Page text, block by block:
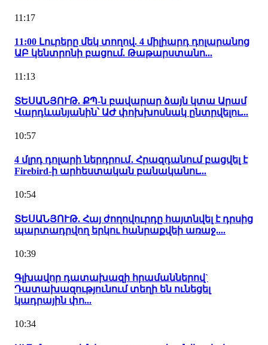
11:17
11:00 Լուրերը մեկ տողով. 4 միլիարդ դոլարանոց
ԱԲ կենտրոնի բացում. Թաթարստանո...
11:13
ՏԵՍԱՆՅՈՒԹ. ՔՊ-ն բավարար ձայն կտա Արամ
Վարդևանյանին՝ ԱԺ փոխխոսնակ ընտրվելու...
10:57
4 մլրդ դոլարի ներդրում․ Հրազդանում բացվել է
Firebird-ի արհեստական բանականու...
10:54
ՏԵՍԱՆՅՈՒԹ. Հայ ժողովուրդը հայտնվել է դրսից
պարտադրվող երկու հանրաքվեի առաջ....
10:39
Գլխավոր դատախազի հրամաններով`
Դատախազությունում տեղի են ունեցել
կադրային փո...
10:34